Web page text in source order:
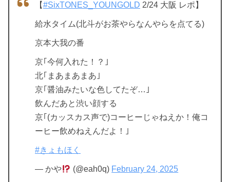
【#SixTONES_YOUNGOLD 2/24 大阪 レポ】
給水タイム(北斗がお茶やらなんやらを点てる)
京本大我の番
京｢今何入れた！？｣
北｢まあまあまあ｣
京｢醤油みたいな色してたぞ…｣
飲んだあと渋い顔する
京｢(カッスカス声で)コーヒーじゃねえか！俺コ
ーヒー飲めねえんだよ！｣
#きょもほく
— かや (@eah0q) February 24, 2025